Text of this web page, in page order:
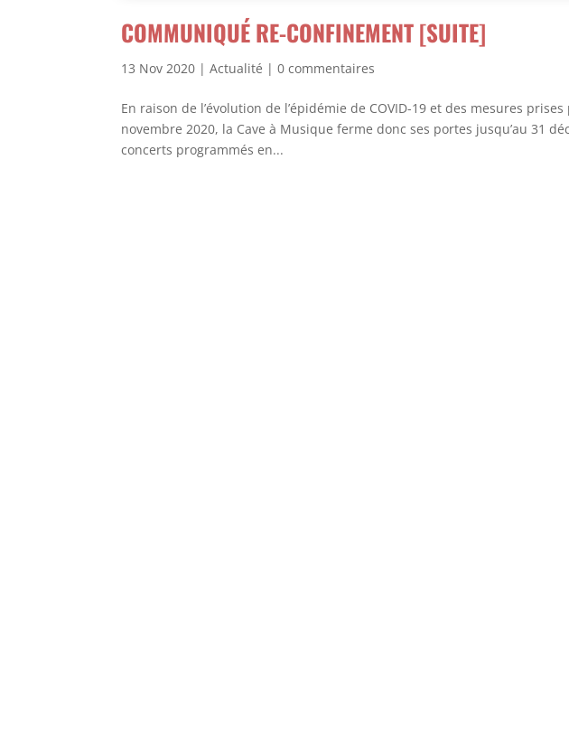
COMMUNIQUÉ RE-CONFINEMENT [SUITE]
13 Nov 2020 |Actualité |0 commentaires
En raison de l’évolution de l’épidémie de COVID-19 et des mesures
novembre 2020, la Cave à Musique ferme donc ses portes jusqu’au 31
concerts programmés en...